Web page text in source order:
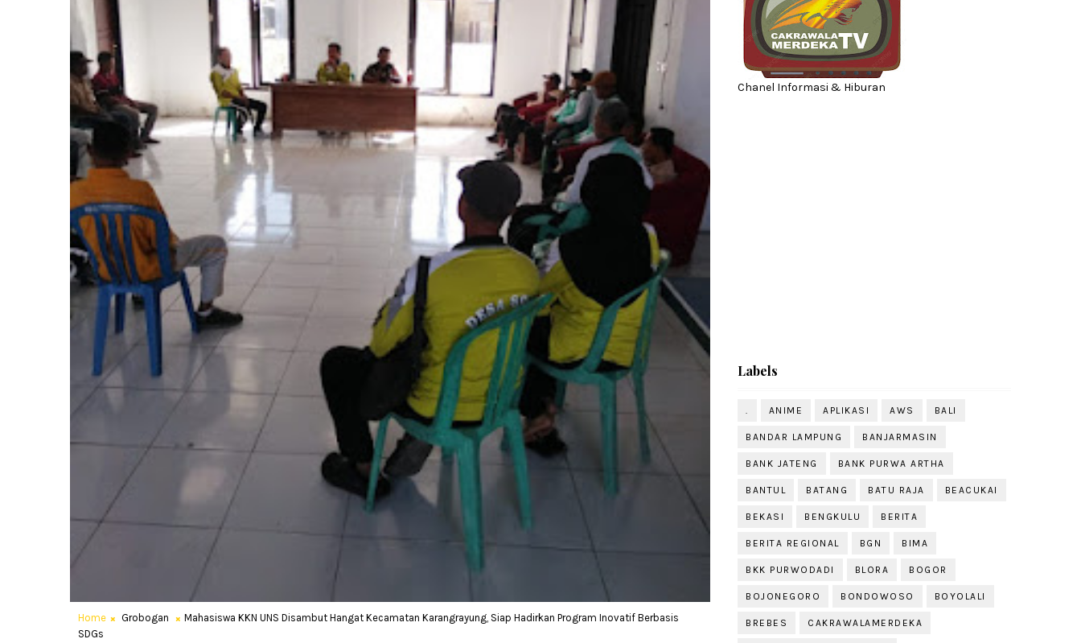
Home Grobogan
Mahasiswa KKN UNS Disambut Hangat Kecamatan Karangrayung, Siap Hadirkan Program Inovatif Berbasis
SDGs
Chanel Informasi & Hiburan
Labels
. ANIME APLIKASI AWS BALI
BANDAR LAMPUNG BANJARMASIN
BANK JATENG BANK PURWA ARTHA
BANTUL BATANG BATU RAJA BEACUKAI
BEKASI BENGKULU BERITA
BERITA REGIONAL BGN BIMA
BKK PURWODADI BLORA BOGOR
BOJONEGORO BONDOWOSO BOYOLALI
BREBES CAKRAWALAMERDEKA